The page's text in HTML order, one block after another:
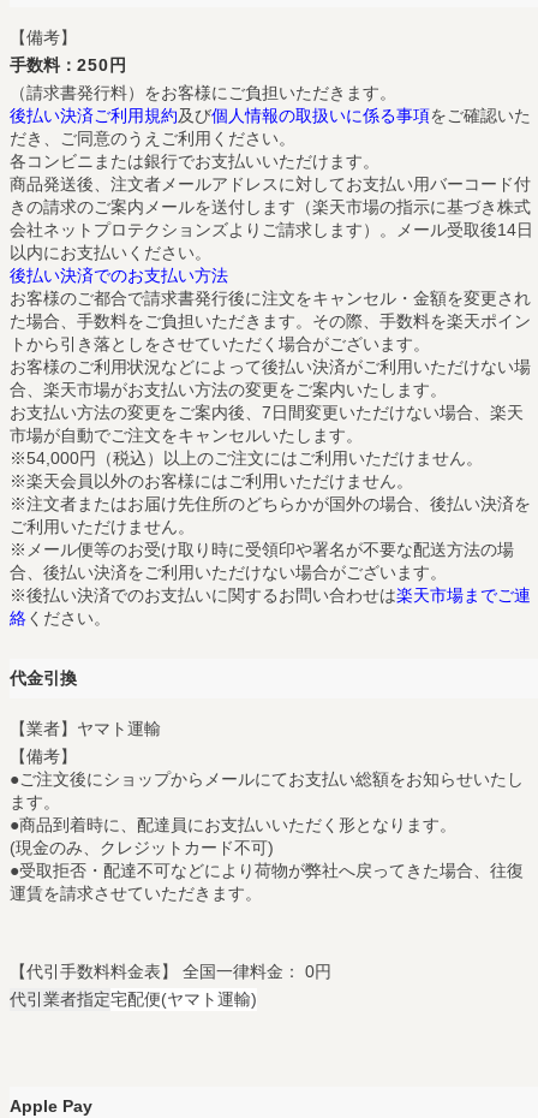
【備考】
手数料： 250円
（請求書発行料）をお客様にご負担いただきます。
後払い決済ご利用規約及び個人情報の取扱いに係る事項をご確認いた
だき、ご同意のうえご利用ください。
各コンビニまたは銀行でお支払いいただけます。
商品発送後、注文者メールアドレスに対してお支払い用バーコード付
きの請求のご案内メールを送付します（楽天市場の指示に基づき株式
会社ネットプロテクションズよりご請求します）。メール受取後14日
以内にお支払いください。
後払い決済でのお支払い方法
お客様のご都合で請求書発行後に注文をキャンセル・金額を変更され
た場合、手数料をご負担いただきます。その際、手数料を楽天ポイン
トから引き落としをさせていただく場合がございます。
お客様のご利用状況などによって後払い決済がご利用いただけない場
合、楽天市場がお支払い方法の変更をご案内いたします。
お支払い方法の変更をご案内後、7日間変更いただけない場合、楽天
市場が自動でご注文をキャンセルいたします。
※54,000円（税込）以上のご注文にはご利用いただけません。
※楽天会員以外のお客様にはご利用いただけません。
※注文者またはお届け先住所のどちらかが国外の場合、後払い決済を
ご利用いただけません。
※メール便等のお受け取り時に受領印や署名が不要な配送方法の場
合、後払い決済をご利用いただけない場合がございます。
※後払い決済でのお支払いに関するお問い合わせは楽天市場までご連
絡ください。
代金引換
【業者】ヤマト運輸
【備考】
●ご注文後にショップからメールにてお支払い総額をお知らせいたし
ます。
●商品到着時に、配達員にお支払いいただく形となります。
(現金のみ、クレジットカード不可)
●受取拒否・配達不可などにより荷物が弊社へ戻ってきた場合、往復
運賃を請求させていただきます。
【代引手数料料金表】 全国一律料金： 0円
代引業者指定宅配便(ヤマト運輸)
Apple Pay